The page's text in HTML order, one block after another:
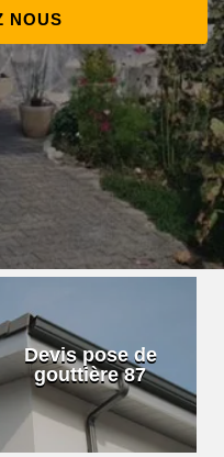
NOUS
Devis pose de
gouttière 87